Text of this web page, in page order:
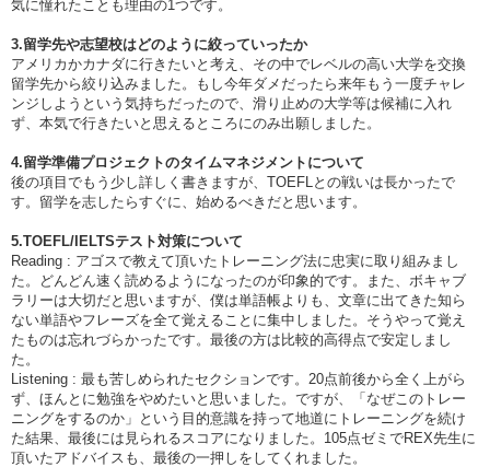
気に憧れたことも理由の1つです。
3.留学先や志望校はどのように絞っていったか
アメリカかカナダに行きたいと考え、その中でレベルの高い大学を交換
留学先から絞り込みました。もし今年ダメだったら来年もう一度チャレ
ンジしようという気持ちだったので、滑り止めの大学等は候補に入れ
ず、本気で行きたいと思えるところにのみ出願しました。
4.留学準備プロジェクトのタイムマネジメントについて
後の項目でもう少し詳しく書きますが、TOEFLとの戦いは長かったで
す。留学を志したらすぐに、始めるべきだと思います。
5.TOEFL/IELTSテスト対策について
Reading : アゴスで教えて頂いたトレーニング法に忠実に取り組みまし
た。どんどん速く読めるようになったのが印象的です。また、ボキャブ
ラリーは大切だと思いますが、僕は単語帳よりも、文章に出てきた知ら
ない単語やフレーズを全て覚えることに集中しました。そうやって覚え
たものは忘れづらかったです。最後の方は比較的高得点で安定しまし
た。
Listening : 最も苦しめられたセクションです。20点前後から全く上がら
ず、ほんとに勉強をやめたいと思いました。ですが、「なぜこのトレー
ニングをするのか」という目的意識を持って地道にトレーニングを続け
た結果、最後には見られるスコアになりました。105点ゼミでREX先生に
頂いたアドバイスも、最後の一押しをしてくれました。